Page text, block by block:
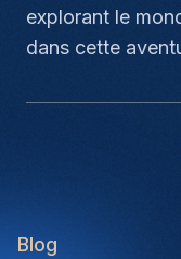
explorant le
dans cette
Blog